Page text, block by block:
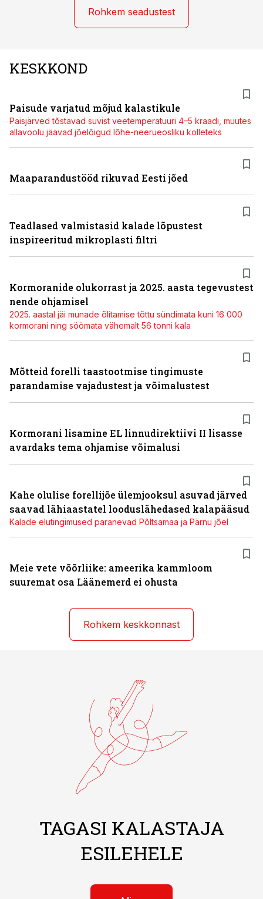
Rohkem seadustest
KESKKOND
Paisude varjatud mõjud kalastikule
Paisjärved tõstavad suvist veetemperatuuri 4–5 kraadi, muutes
allavoolu jäävad jõelõigud lõhe-neerueosliku kolleteks
Maaparandustööd rikuvad Eesti jõed
Teadlased valmistasid kalade lõpustest
inspireeritud mikroplasti filtri
Kormoranide olukorrast ja 2025. aasta tegevustest
nende ohjamisel
2025. aastal jäi munade õlitamise tõttu sündimata kuni 16 000
kormorani ning söömata vähemalt 56 tonni kala
Mõtteid forelli taastootmise tingimuste
parandamise vajadustest ja võimalustest
Kormorani lisamine EL linnudirektiivi II lisasse
avardaks tema ohjamise võimalusi
Kahe olulise forellijõe ülemjooksul asuvad järved
saavad lähiaastatel looduslähedased kalapääsud
Kalade elutingimused paranevad Põltsamaa ja Pärnu jõel
Meie vete võõrliike: ameerika kammloom
suuremat osa Läänemerd ei ohusta
Rohkem keskkonnast
TAGASI KALASTAJA
ESILEHELE